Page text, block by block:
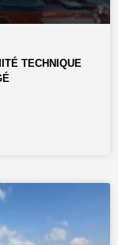
TECHNIQUE